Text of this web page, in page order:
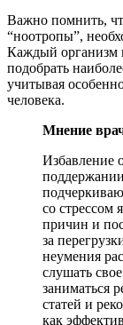
Важно помнить,
“ноотропы”,
Каждый организм
подобрать
учитывая
человека.
Мнение
Избавление
со стрессом
причин и
за
неумения
слушать
заниматься
статей и
как